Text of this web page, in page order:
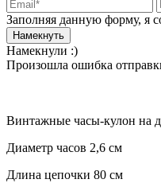
Заполняя данную форму, я
Намекнули :)
Произошла ошибка
Винтажные часы-кулон на
Диаметр часов 2,6 см
Длина цепочки 80 см